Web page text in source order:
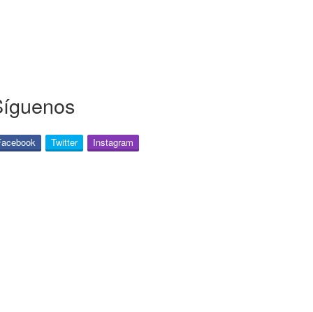
Twitter Instagram